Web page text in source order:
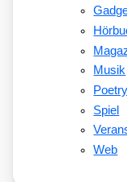
Musik
Spiel
Web